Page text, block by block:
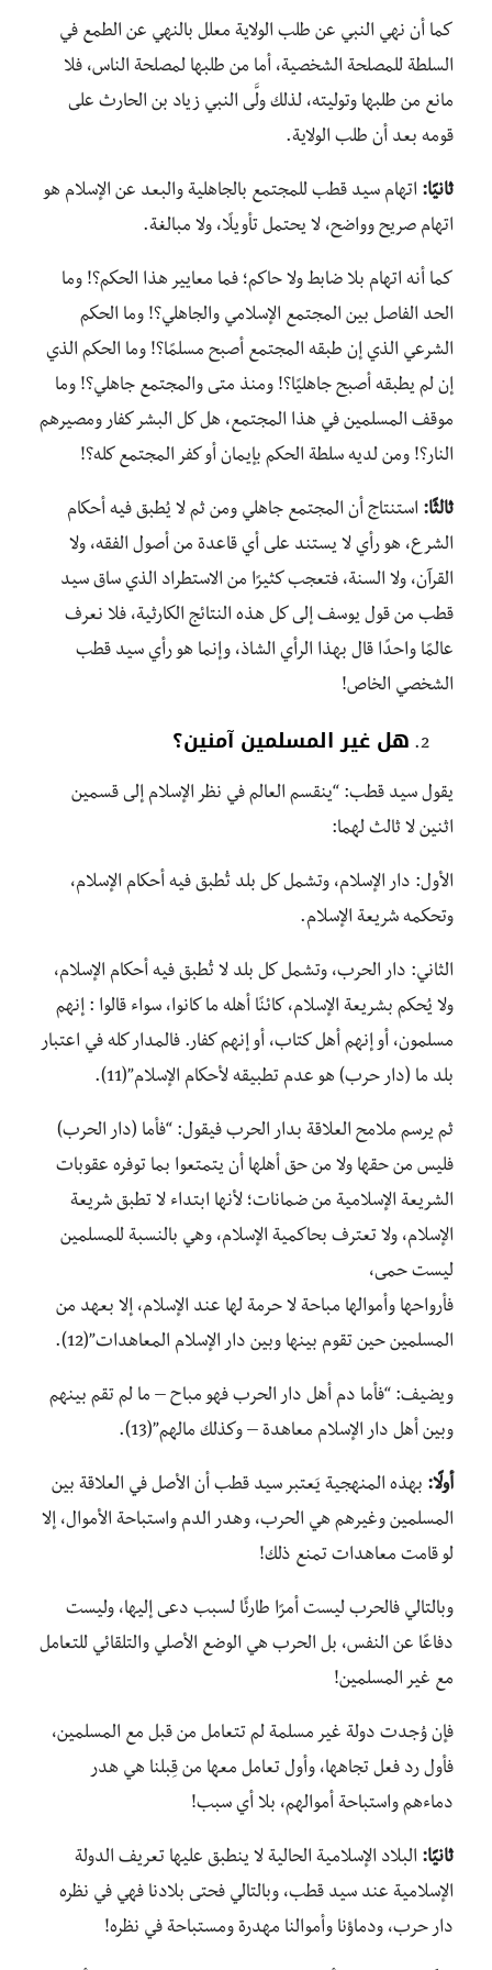
كما أن نهي النبي عن طلب الولاية معلل بالنهي عن الطمع في
السلطة للمصلحة الشخصية، أما من طلبها لمصلحة الناس، فلا
مانع من طلبها وتوليته، لذلك ولَّى النبي زياد بن الحارث على
قومه بعد أن طلب الولاية.
ثانيًا: اتهام سيد قطب للمجتمع بالجاهلية والبعد عن الإسلام هو
اتهام صريح وواضح، لا يحتمل تأويلًا، ولا مبالغة.
كما أنه اتهام بلا ضابط ولا حاكم؛ فما معايير هذا الحكم؟! وما
الحد الفاصل بين المجتمع الإسلامي والجاهلي؟! وما الحكم
الشرعي الذي إن طبقه المجتمع أصبح مسلمًا؟! وما الحكم الذي
إن لم يطبقه أصبح جاهليًا؟! ومنذ متى والمجتمع جاهلي؟! وما
موقف المسلمين في هذا المجتمع، هل كل البشر كفار ومصيرهم
النار؟! ومن لديه سلطة الحكم بإيمان أو كفر المجتمع كله؟!
ثالثًا: استنتاج أن المجتمع جاهلي ومن ثم لا يُطبق فيه أحكام
الشرع، هو رأي لا يستند على أي قاعدة من أصول الفقه، ولا
القرآن، ولا السنة، فتعجب كثيرًا من الاستطراد الذي ساق سيد
قطب من قول يوسف إلى كل هذه النتائج الكارثية، فلا نعرف
عالمًا واحدًا قال بهذا الرأي الشاذ، وإنما هو رأي سيد قطب
الشخصي الخاص!
هل غير المسلمين آمنين؟
يقول سيد قطب: “ينقسم العالم في نظر الإسلام إلى قسمين
اثنين لا ثالث لهما:
الأول: دار الإسلام، وتشمل كل بلد تُطبق فيه أحكام الإسلام،
وتحكمه شريعة الإسلام.
الثاني: دار الحرب، وتشمل كل بلد لا تُطبق فيه أحكام الإسلام،
ولا يُحكم بشريعة الإسلام، كائنًا أهله ما كانوا، سواء قالوا : إنهم
مسلمون، أو إنهم أهل كتاب، أو إنهم كفار. فالمدار كله في اعتبار
بلد ما (دار حرب) هو عدم تطبيقه لأحكام الإسلام”(11).
ثم يرسم ملامح العلاقة بدار الحرب فيقول: “فأما (دار الحرب)
فليس من حقها ولا من حق أهلها أن يتمتعوا بما توفره عقوبات
الشريعة الإسلامية من ضمانات؛ لأنها ابتداء لا تطبق شريعة
الإسلام، ولا تعترف بحاكمية الإسلام، وهي بالنسبة للمسلمين
ليست حمى،
فأرواحها وأموالها مباحة لا حرمة لها عند الإسلام، إلا بعهد من
المسلمين حين تقوم بينها وبين دار الإسلام المعاهدات”(12).
ويضيف: “فأما دم أهل دار الحرب فهو مباح – ما لم تقم بينهم
وبين أهل دار الإسلام معاهدة – وكذلك مالهم”(13).
أولًا: بهذه المنهجية يَعتبر سيد قطب أن الأصل في العلاقة بين
المسلمين وغيرهم هي الحرب، وهدر الدم واستباحة الأموال، إلا
لو قامت معاهدات تمنع ذلك!
وبالتالي فالحرب ليست أمرًا طارئًا لسبب دعى إليها، وليست
دفاعًا عن النفس، بل الحرب هي الوضع الأصلي والتلقائي للتعامل
مع غير المسلمين!
فإن وُجدت دولة غير مسلمة لم تتعامل من قبل مع المسلمين،
فأول رد فعل تجاهها، وأول تعامل معها من قِبلنا هي هدر
دماءهم واستباحة أموالهم، بلا أي سبب!
ثانيًا: البلاد الإسلامية الحالية لا ينطبق عليها تعريف الدولة
الإسلامية عند سيد قطب، وبالتالي فحتى بلادنا فهي في نظره
دار حرب، ودماؤنا وأموالنا مهدرة ومستباحة في نظره!